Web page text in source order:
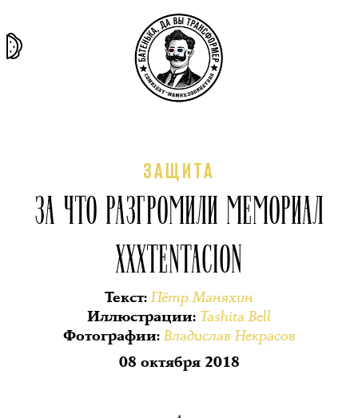
ЗАЩИТА
ЗА ЧТО РАЗГРОМИЛИ МЕМОРИАЛ
XXXTENTACION
Текст:Пётр Маняхин
Иллюстрации: Tashita Bell
Фотографии:Владислав Некрасов
08 октября 2018